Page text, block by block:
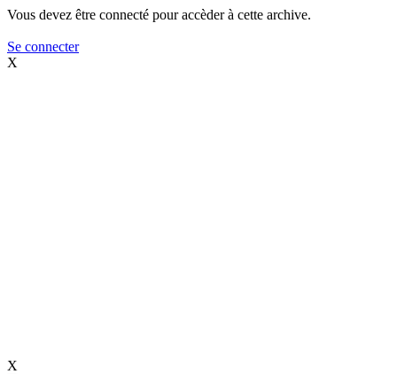
Vous devez être connecté pour accèder à cette archive.
Se connecter
X
X